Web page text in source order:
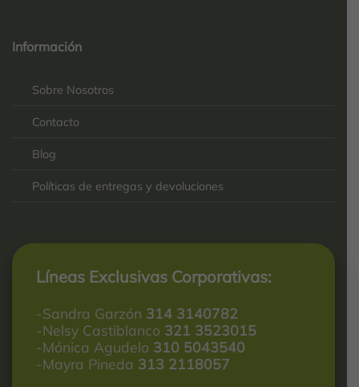
2025-
Información
Sobre Nosotros
Contacto
Blog
Políticas de entregas y devoluciones
Líneas Exclusivas Corporativas:
-Sandra Garzón 314 3140782
-Nelsy Castiblanco 321 3523015
-Mónica Agudelo 310 5043540
-Mayra Pineda 313 2118057